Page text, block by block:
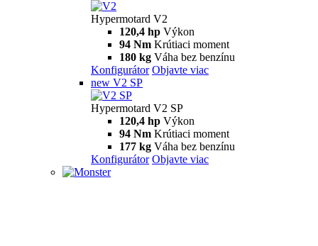
Hypermotard V2
120,4 hp Výkon
94 Nm Krútiaci moment
180 kg Váha bez benzínu
Konfigurátor Objavte viac
new V2 SP
Hypermotard V2 SP
120,4 hp Výkon
94 Nm Krútiaci moment
177 kg Váha bez benzínu
Konfigurátor Objavte viac